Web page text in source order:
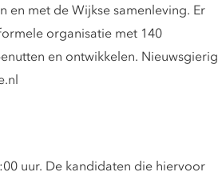
en met de Wijkse samenleving. Er
organisatie met 140
en ontwikkelen. Nieuwsgierig
uur. De kandidaten die hiervoor